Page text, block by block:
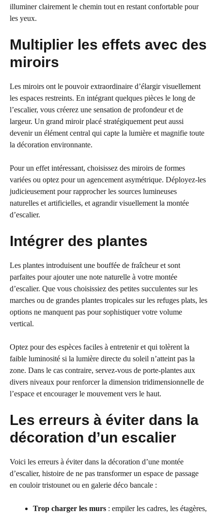
illuminer clairement le chemin tout en restant confortable pour
les yeux.
Multiplier les effets avec des
miroirs
Les miroirs ont le pouvoir extraordinaire d’élargir visuellement
les espaces restreints. En intégrant quelques pièces le long de
l’escalier, vous créerez une sensation de profondeur et de
largeur. Un grand miroir placé stratégiquement peut aussi
devenir un élément central qui capte la lumière et magnifie toute
la décoration environnante.
Pour un effet intéressant, choisissez des miroirs de formes
variées ou optez pour un agencement asymétrique. Déployez-les
judicieusement pour rapprocher les sources lumineuses
naturelles et artificielles, et agrandir visuellement la montée
d’escalier.
Intégrer des plantes
Les plantes introduisent une bouffée de fraîcheur et sont
parfaites pour ajouter une note naturelle à votre montée
d’escalier. Que vous choisissiez des petites succulentes sur les
marches ou de grandes plantes tropicales sur les refuges plats, les
options ne manquent pas pour sophistiquer votre volume
vertical.
Optez pour des espèces faciles à entretenir et qui tolèrent la
faible luminosité si la lumière directe du soleil n’atteint pas la
zone. Dans le cas contraire, servez-vous de porte-plantes aux
divers niveaux pour renforcer la dimension tridimensionnelle de
l’espace et encourager le mouvement vers le haut.
Les erreurs à éviter dans la
décoration d’un escalier
Voici les erreurs à éviter dans la décoration d’une montée
d’escalier, histoire de ne pas transformer un espace de passage
en couloir tristounet ou en galerie déco bancale :
Trop charger les murs : empiler les cadres, les étagères,